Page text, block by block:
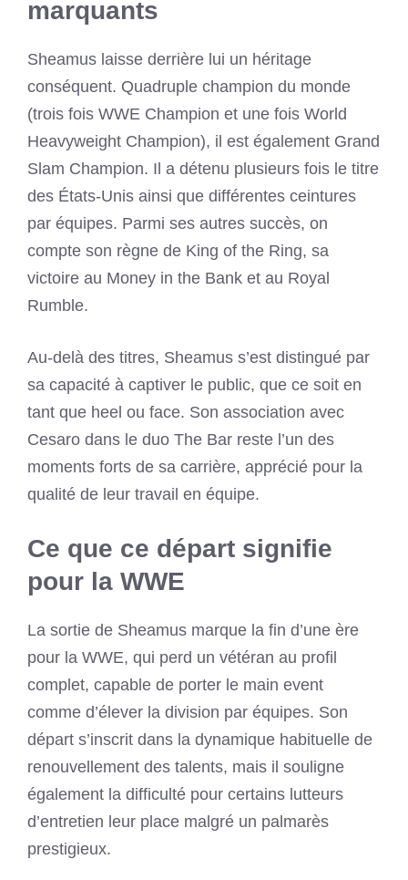
marquants
Sheamus laisse derrière lui un héritage
conséquent. Quadruple champion du monde
(trois fois WWE Champion et une fois World
Heavyweight Champion), il est également Grand
Slam Champion. Il a détenu plusieurs fois le titre
des États-Unis ainsi que différentes ceintures
par équipes. Parmi ses autres succès, on
compte son règne de King of the Ring, sa
victoire au Money in the Bank et au Royal
Rumble.
Au-delà des titres, Sheamus s’est distingué par
sa capacité à captiver le public, que ce soit en
tant que heel ou face. Son association avec
Cesaro dans le duo The Bar reste l’un des
moments forts de sa carrière, apprécié pour la
qualité de leur travail en équipe.
Ce que ce départ signifie
pour la WWE
La sortie de Sheamus marque la fin d’une ère
pour la WWE, qui perd un vétéran au profil
complet, capable de porter le main event
comme d’élever la division par équipes. Son
départ s’inscrit dans la dynamique habituelle de
renouvellement des talents, mais il souligne
également la difficulté pour certains lutteurs
d’entretien leur place malgré un palmarès
prestigieux.